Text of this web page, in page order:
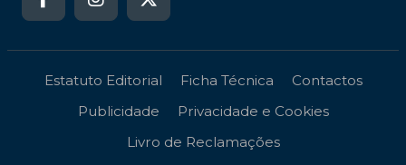
Estatuto Editorial Ficha Técnica
Contactos
Publicidade
Privacidade e Cookies
Livro de Reclamações